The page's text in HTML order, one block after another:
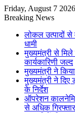
Friday, August 7 2026
Breaking News
लोकल उत्पादों से
धामी
मुख्यमंत्री से मिले
कार्यकारिणी जल्द
मुख्यमंत्री ने किया
मुख्यमंत्री ने दिए
के निर्देश
ऑपरेशन
से अधिक गिरफ्तार